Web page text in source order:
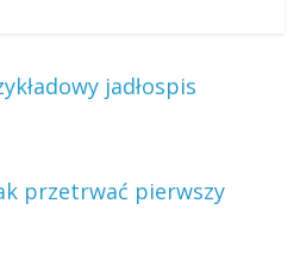
jadłospis
przetrwać pierwszy